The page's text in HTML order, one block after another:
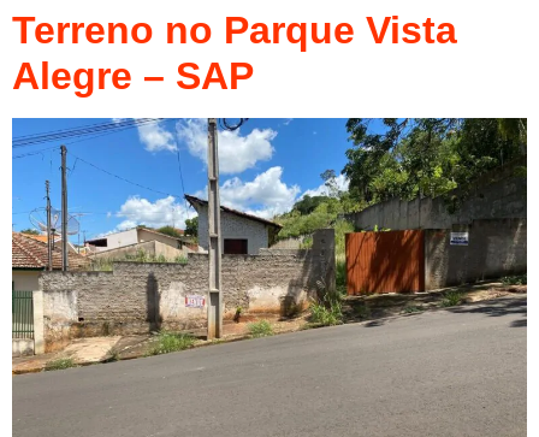
Terreno no Parque Vista
Alegre – SAP